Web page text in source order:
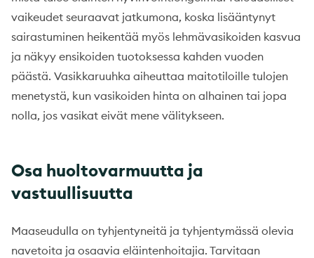
vaikeudet seuraavat jatkumona, koska lisääntynyt
sairastuminen heikentää myös lehmävasikoiden kasvua
ja näkyy ensikoiden tuotoksessa kahden vuoden
päästä. Vasikkaruuhka aiheuttaa maitotiloille tulojen
menetystä, kun vasikoiden hinta on alhainen tai jopa
nolla, jos vasikat eivät mene välitykseen.
Osa huoltovarmuutta ja
vastuullisuutta
Maaseudulla on tyhjentyneitä ja tyhjentymässä olevia
navetoita ja osaavia eläintenhoitajia. Tarvitaan